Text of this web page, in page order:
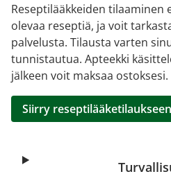
Reseptilääkkeiden tilaaminen
olevaa reseptiä, ja voit
palvelusta. Tilausta varten
tunnistautua. Apteekki
jälkeen voit maksaa ostoksesi.
Siirry reseptilääketilaukseen